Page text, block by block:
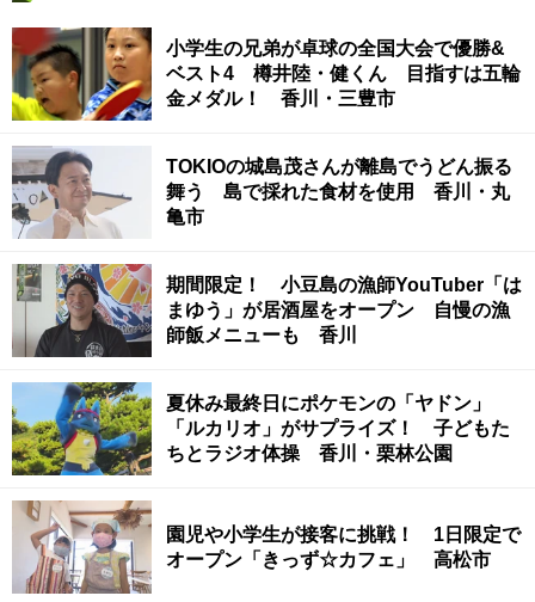
小学生の兄弟が卓球の全国大会で優勝&
ベスト4 樽井陸・健くん 目指すは五輪
金メダル！ 香川・三豊市
TOKIOの城島茂さんが離島でうどん振る
舞う 島で採れた食材を使用 香川・丸
亀市
期間限定！ 小豆島の漁師YouTuber「は
まゆう」が居酒屋をオープン 自慢の漁
師飯メニューも 香川
夏休み最終日にポケモンの「ヤドン」
「ルカリオ」がサプライズ！ 子どもた
ちとラジオ体操 香川・栗林公園
園児や小学生が接客に挑戦！ 1日限定で
オープン「きっず☆カフェ」 高松市